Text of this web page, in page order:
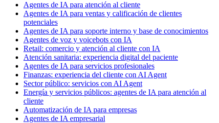
Agentes de IA para atención al cliente
Agentes de IA para ventas y calificación de clientes
potenciales
Agentes de IA para soporte interno y base de conocimientos
Agentes de voz y voicebots con IA
Retail: comercio y atención al cliente con IA
Atención sanitaria: experiencia digital del paciente
Agentes de IA para servicios profesionales
Finanzas: experiencia del cliente con AI Agent
Sector público: servicios con AI Agent
Energía y servicios públicos: agentes de IA para atención al
cliente
Automatización de IA para empresas
Agentes de IA empresarial